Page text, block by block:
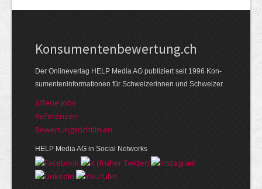
Kon­su­menten­be­wer­tung.ch
Der Online­verlag HELP Media AG publi­ziert seit 1996 Kon­
su­menten­infor­mationen für Schwei­zerinnen und Schweizer.
offene Jobs
Referenzen
Bewer­tungs­richt­linien
HELP Media AG in Social Networks